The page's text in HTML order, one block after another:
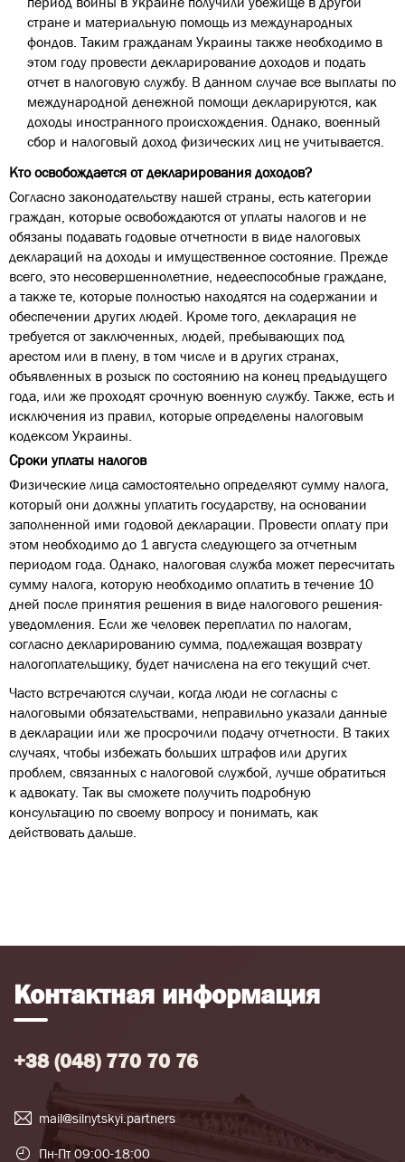
стране и материальную помощь из международных
фондов. Таким гражданам Украины также необходимо в
этом году провести декларирование доходов и подать
отчет в налоговую службу. В данном случае все выплаты по
международной денежной помощи декларируются, как
доходы иностранного происхождения. Однако, военный
сбор и налоговый доход физических лиц не учитывается.
Кто освобождается от декларирования доходов?
Согласно законодательству нашей страны, есть категории
граждан, которые освобождаются от уплаты налогов и не
обязаны подавать годовые отчетности в виде налоговых
деклараций на доходы и имущественное состояние. Прежде
всего, это несовершеннолетние, недееспособные граждане,
а также те, которые полностью находятся на содержании и
обеспечении других людей. Кроме того, декларация не
требуется от заключенных, людей, пребывающих под
арестом или в плену, в том числе и в других странах,
объявленных в розыск по состоянию на конец предыдущего
года, или же проходят срочную военную службу. Также, есть и
исключения из правил, которые определены налоговым
кодексом Украины.
Сроки уплаты налогов
Физические лица самостоятельно определяют сумму налога,
который они должны уплатить государству, на основании
заполненной ими годовой декларации. Провести оплату при
этом необходимо до 1 августа следующего за отчетным
периодом года. Однако, налоговая служба может пересчитать
сумму налога, которую необходимо оплатить в течение 10
дней после принятия решения в виде налогового решения-
уведомления. Если же человек переплатил по налогам,
согласно декларированию сумма, подлежащая возврату
налогоплательщику, будет начислена на его текущий счет.
Часто встречаются случаи, когда люди не согласны с
налоговыми обязательствами, неправильно указали данные
в декларации или же просрочили подачу отчетности. В таких
случаях, чтобы избежать больших штрафов или других
проблем, связанных с налоговой службой, лучше обратиться
к адвокату. Так вы сможете получить подробную
консультацию по своему вопросу и понимать, как
действовать дальше.
Контактная информация
+38 (048) 770 70 76
mail@silnytskyi.partners
Пн-Пт 09:00-18:00